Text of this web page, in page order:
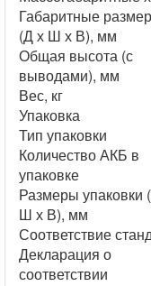
Габаритные
(Д х Ш х В), мм
Общая высота (с
выводами), мм
Вес, кг
Упаковка
Тип упаковки
Количество АКБ в
упаковке
Размеры упаковки
Ш х В), мм
Соответствие
Декларация о
соответствии